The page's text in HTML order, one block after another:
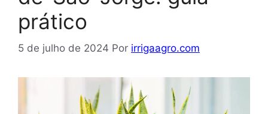
prático
5 de julho de 2024 Por irrigaagro.com